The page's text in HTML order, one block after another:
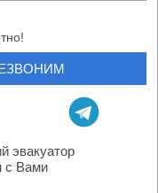
эвакуатор
с Вами